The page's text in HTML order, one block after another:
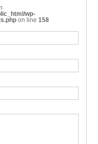
wp-
on line 158